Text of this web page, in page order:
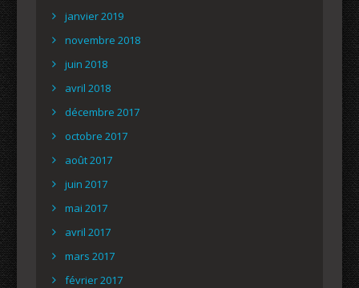
janvier 2019
novembre 2018
juin 2018
avril 2018
décembre 2017
octobre 2017
août 2017
juin 2017
mai 2017
avril 2017
mars 2017
février 2017